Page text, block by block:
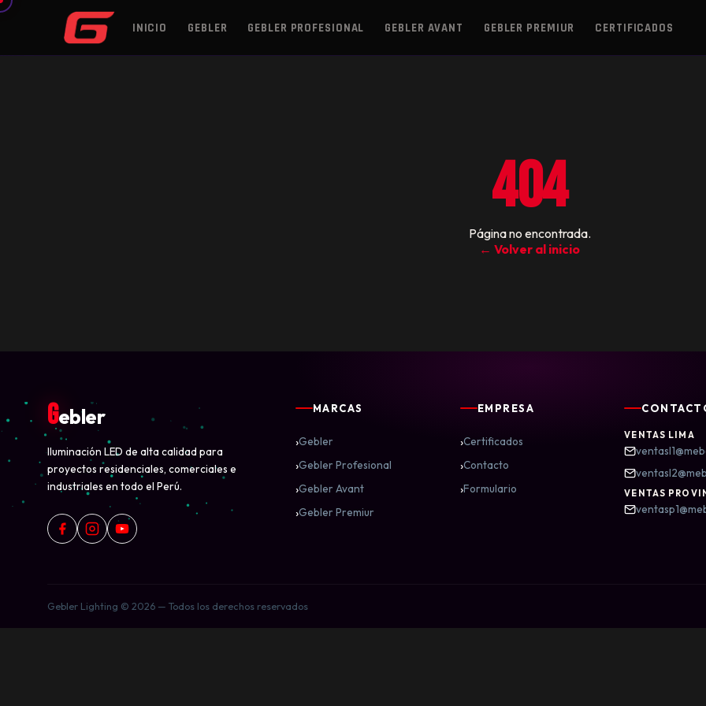
INICIO GEBLER GEBLER PROFESIONAL GEBLER AVANT GEBLER PREMIUR CERTIFICADOS
404
Página no encontrada.
← Volver al inicio
Gebler
Iluminación LED de alta calidad para
proyectos residenciales, comerciales e
industriales en todo el Perú.
MARCAS
›Gebler
›Gebler Profesional
›Gebler Avant
›Gebler Premiur
EMPRESA
›Certificados
›Contacto
›Formulario
VENTAS LIMA
VENTAS
Gebler Lighting © 2026 — Todos los derechos reservados